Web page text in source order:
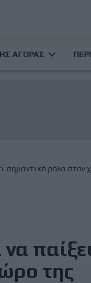
ΑΓΟΡΑΣ
σημαντικό ρόλο
της